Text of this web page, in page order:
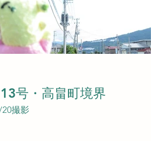
号・高畠町境界
撮影